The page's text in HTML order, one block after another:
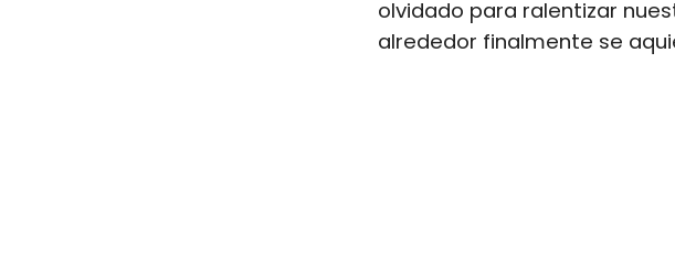
olvidado para ralentizar
alrededor finalmente se